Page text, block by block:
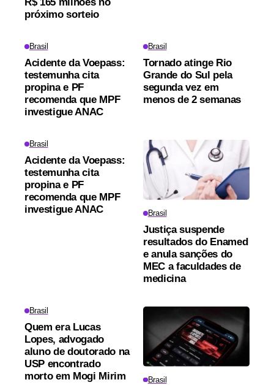
próximo sorteio
Brasil
Acidente da Voepass:
testemunha cita
propina e PF
recomenda que MPF
investigue ANAC
Brasil
Tornado atinge Rio
Grande do Sul pela
segunda vez em
menos de 2 semanas
Brasil
Acidente da Voepass:
testemunha cita
propina e PF
recomenda que MPF
investigue ANAC
Brasil
Justiça suspende
resultados do Enamed
e anula sanções do
MEC a faculdades de
medicina
Brasil
Quem era Lucas
Lopes, advogado
aluno de doutorado na
USP encontrado
morto em Mogi Mirim
Brasil